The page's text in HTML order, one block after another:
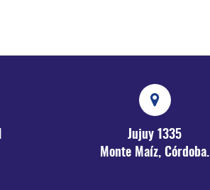
Jujuy 1335
Monte Maíz, Córdoba.